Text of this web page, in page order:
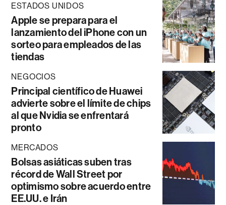
ESTADOS UNIDOS
Apple se prepara para el
lanzamiento del iPhone con un
sorteo para empleados de las
tiendas
NEGOCIOS
Principal científico de Huawei
advierte sobre el límite de chips
al que Nvidia se enfrentará
pronto
MERCADOS
Bolsas asiáticas suben tras
récord de Wall Street por
optimismo sobre acuerdo entre
EE.UU. e Irán